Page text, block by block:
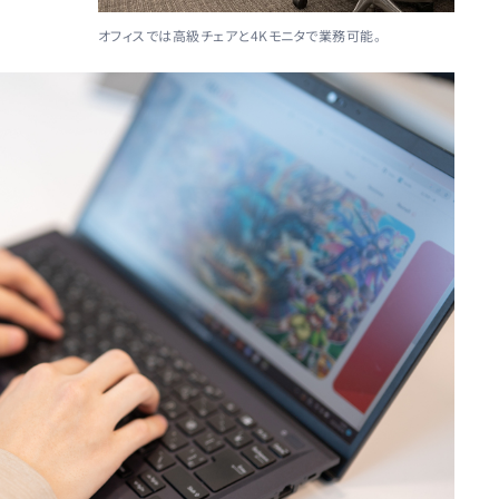
オフィスでは高級チェアと4Kモニタで業務可能。